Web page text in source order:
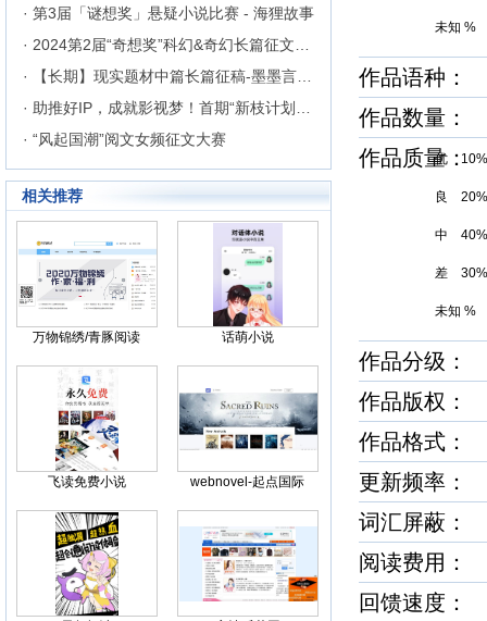
· 第3届「谜想奖」悬疑小说比赛 - 海狸故事
· “风起国潮”阅文女频征文大赛
相关推荐
万物锦绣/青豚阅读 话萌小说
飞读免费小说 webnovel-起点国际
未知 %
作品语种：
作品数量
作品质量优 10%
良 20%
中 40%
差 30%
未知 %
作品分级：
作品版权：
作品格式：
更新频率：
词汇屏蔽：
阅读费用：
回馈速度